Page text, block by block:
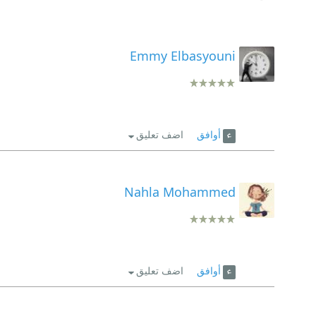
Emmy Elbasyouni
أوافق اضف تعليق
Nahla Mohammed
أوافق اضف تعليق